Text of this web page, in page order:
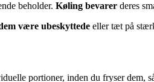
beholder. Køling bevarer deres
være ubeskyttede eller tæt på
portioner, inden du fryser dem,